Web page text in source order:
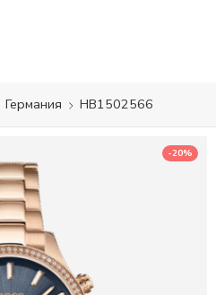
Германия HB1502566
-20%